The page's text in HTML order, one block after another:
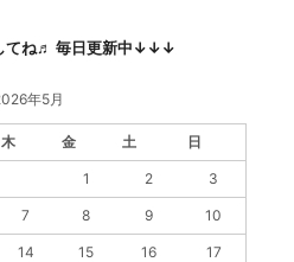
てね♬ 毎日更新中↓↓↓
年5月
木 金 土 日
1 2 3
7 8 9 10
14 15 16 17